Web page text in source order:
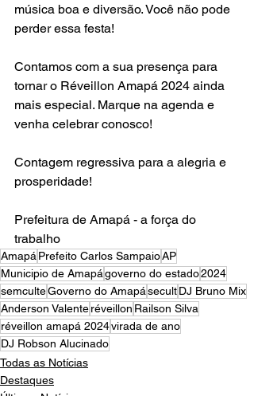
música boa e diversão. Você não pode
perder essa festa!
Contamos com a sua presença para
tornar o Réveillon Amapá 2024 ainda
mais especial. Marque na agenda e
venha celebrar conosco!
Contagem regressiva para a alegria e
prosperidade!
Prefeitura de Amapá - a força do
trabalho
Amapá Prefeito Carlos SampaioAP
Municipio de Amapágoverno do estado2024
semculteGoverno do AmapásecultDJ Bruno Mix
Anderson Valenteréveillon Railson Silva
réveillon amapá 2024virada de ano
DJ Robson Alucinado
Todas as Notícias
Destaques